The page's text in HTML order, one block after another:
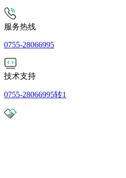
服务热线
0755-28066995
技术支持
0755-28066995转1